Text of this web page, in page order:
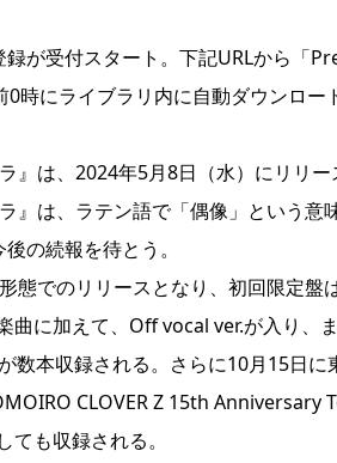
が受付スタート。下記URLから「
時にライブラリ内に自動ダウンロー
』は、2024年5月8日（水）にリリ
』は、ラテン語で「偶像」という意
の続報を待とう。
態でのリリースとなり、初回限定
曲に加えて、Off vocal ver.が入り、
数本収録される。さらに10月15日
CLOVER Z 15th Anniversary
も収録される。